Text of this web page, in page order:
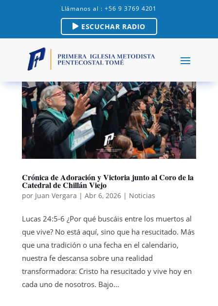
Llámanos al : +56 9 3769 4201
ESCUCHAR RADIO
Crónica de Adoración y Victoria junto al Coro de la
Catedral de Chillán Viejo
por Juan Vergara | Abr 6, 2026| Noticias
Lucas 24:5-6 ¿Por qué buscáis entre los muertos al
que vive? No está aquí, sino que ha resucitado. Más
que una tradición o una fecha en el calendario,
nuestra fe descansa sobre una realidad
transformadora: Cristo ha resucitado y vive hoy en
cada uno de nosotros. Bajo...